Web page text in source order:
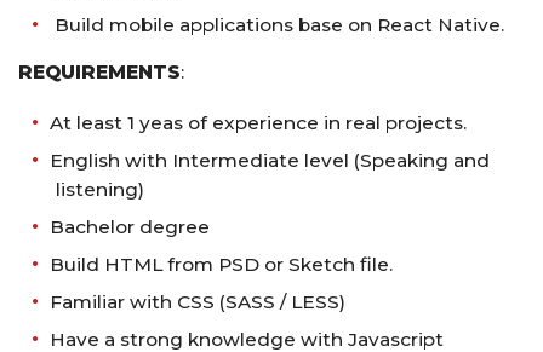
Build mobile applications base on React Native.
REQUIREMENTS:
At least 1 yeas of experience in real projects.
English with Intermediate level (Speaking and
listening)
Bachelor degree
Build HTML from PSD or Sketch file.
Familiar with CSS (SASS / LESS)
Have a strong knowledge with Javascript